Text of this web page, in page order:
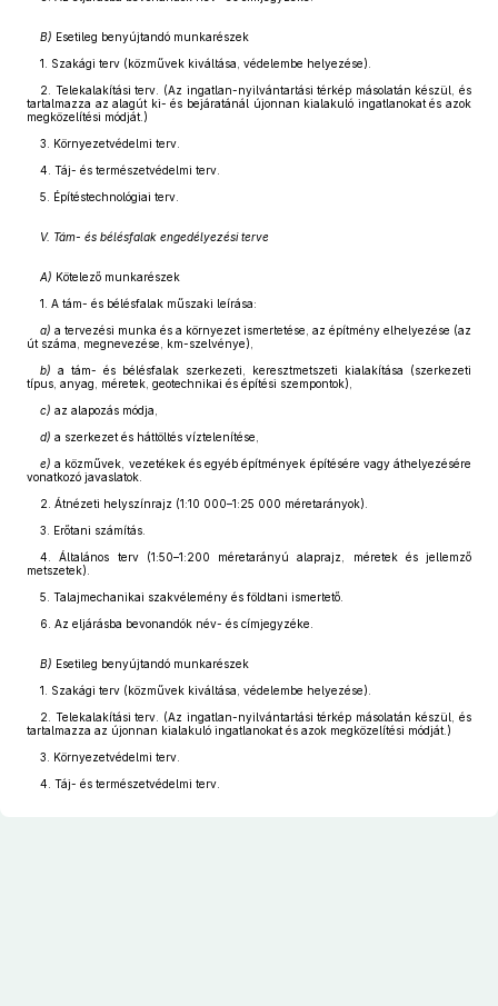
B) Esetileg benyújtandó munkarészek
1. Szakági terv (közművek kiváltása, védelembe helyezése).
2. Telekalakítási terv. (Az ingatlan-nyilvántartási térkép másolatán készül, és
tartalmazza az alagút ki- és bejáratánál újonnan kialakuló ingatlanokat és azok
megközelítési módját.)
3. Környezetvédelmi terv.
4. Táj- és természetvédelmi terv.
5. Építéstechnológiai terv.
V. Tám- és bélésfalak engedélyezési terve
A) Kötelező munkarészek
1. A tám- és bélésfalak műszaki leírása:
a) a tervezési munka és a környezet ismertetése, az építmény elhelyezése (az
út száma, megnevezése, km-szelvénye),
b) a tám- és bélésfalak szerkezeti, keresztmetszeti kialakítása (szerkezeti
típus, anyag, méretek, geotechnikai és építési szempontok),
c) az alapozás módja,
d) a szerkezet és háttöltés víztelenítése,
e) a közművek, vezetékek és egyéb építmények építésére vagy áthelyezésére
vonatkozó javaslatok.
2. Átnézeti helyszínrajz (1:10 000–1:25 000 méretarányok).
3. Erőtani számítás.
4. Általános terv (1:50–1:200 méretarányú alaprajz, méretek és jellemző
metszetek).
5. Talajmechanikai szakvélemény és földtani ismertető.
6. Az eljárásba bevonandók név- és címjegyzéke.
B) Esetileg benyújtandó munkarészek
1. Szakági terv (közművek kiváltása, védelembe helyezése).
2. Telekalakítási terv. (Az ingatlan-nyilvántartási térkép másolatán készül, és
tartalmazza az újonnan kialakuló ingatlanokat és azok megközelítési módját.)
3. Környezetvédelmi terv.
4. Táj- és természetvédelmi terv.